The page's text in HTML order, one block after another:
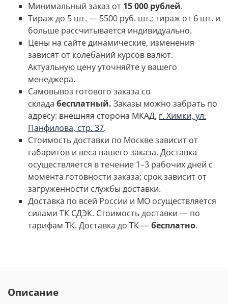
Минимальный заказ от 15 000 рублей.
Тираж до 5 шт. — 5500 руб. шт.; тираж от 6 шт. и
больше рассчитывается индивидуально.
Цены на сайте динамические, изменения
зависят от колебаний курсов валют.
Актуальную цену уточняйте у вашего
менеджера.
Самовывоз готового заказа со
склада бесплатный. Заказы можно забрать по
адресу: внешняя сторона МКАД, г. Химки, ул.
Панфилова, стр. 37.
Стоимость доставки по Москве зависит от
габаритов и веса вашего заказа. Доставка
осуществляется в течение 1–3 рабочих дней с
момента готовности заказа; срок зависит от
загруженности службы доставки.
Доставка по всей России и МО осуществляется
силами ТК СДЭК. Стоимость доставки — по
тарифам ТК. Доставка до ТК —бесплатно.
Описание